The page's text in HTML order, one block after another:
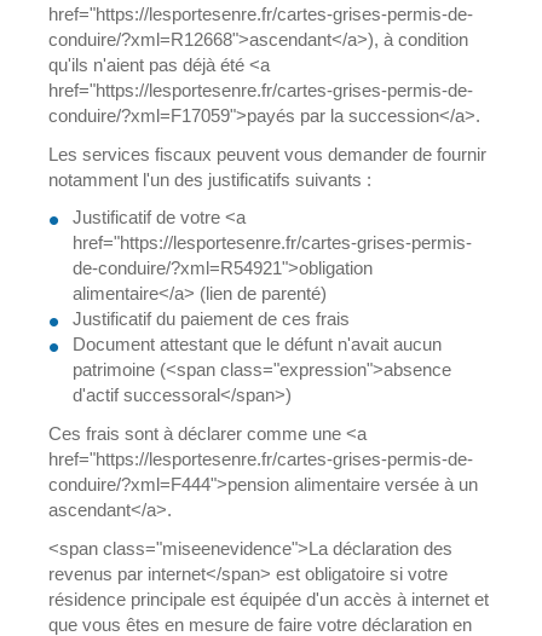
href="https://lesportesenre.fr/cartes-grises-permis-de-
conduire/?xml=R12668">ascendant</a>), à condition
qu'ils n'aient pas déjà été <a
href="https://lesportesenre.fr/cartes-grises-permis-de-
conduire/?xml=F17059">payés par la succession</a>.
Les services fiscaux peuvent vous demander de fournir
notamment l'un des justificatifs suivants :
Justificatif de votre <a
href="https://lesportesenre.fr/cartes-grises-permis-
de-conduire/?xml=R54921">obligation
alimentaire</a> (lien de parenté)
Justificatif du paiement de ces frais
Document attestant que le défunt n'avait aucun
patrimoine (<span class="expression">absence
d'actif successoral</span>)
Ces frais sont à déclarer comme une <a
href="https://lesportesenre.fr/cartes-grises-permis-de-
conduire/?xml=F444">pension alimentaire versée à un
ascendant</a>.
<span class="miseenevidence">La déclaration des
revenus par internet</span> est obligatoire si votre
résidence principale est équipée d'un accès à internet et
que vous êtes en mesure de faire votre déclaration en